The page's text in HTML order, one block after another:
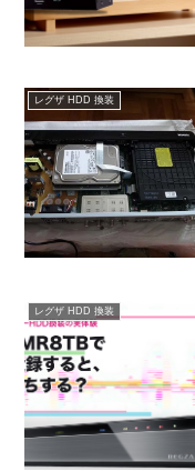
レグザ HDD 換装
レグザ HDD 換装